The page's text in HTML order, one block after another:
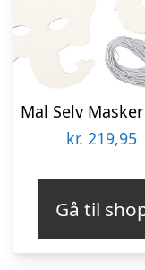
kr. 219,95
Gå til